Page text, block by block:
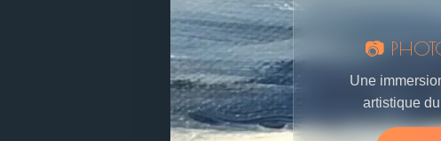
📷
Une
artistique